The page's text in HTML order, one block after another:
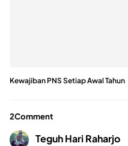
Kewajiban PNS Setiap Awal Tahun
2Comment
Teguh Hari Raharjo